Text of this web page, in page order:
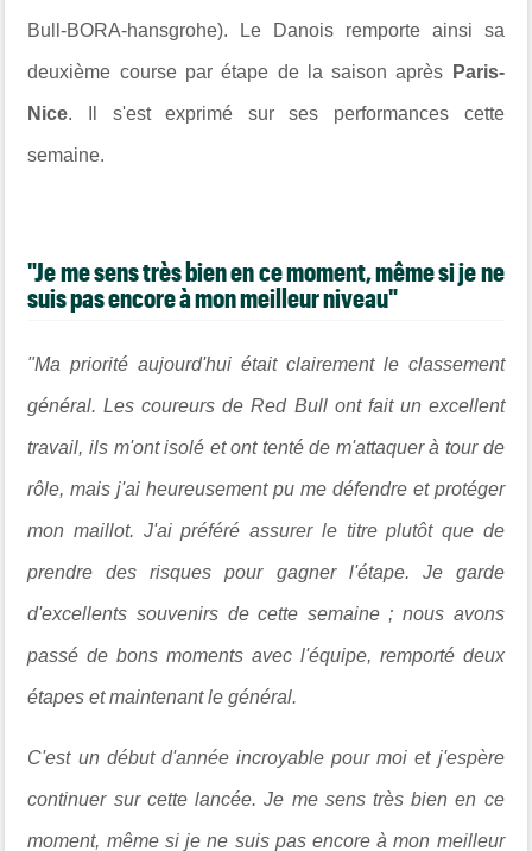
Bull-BORA-hansgrohe). Le Danois remporte ainsi sa
deuxième course par étape de la saison après Paris-
Nice. Il s'est exprimé sur ses performances cette
semaine.
"Je me sens très bien en ce moment, même si je ne
suis pas encore à mon meilleur niveau"
"Ma priorité aujourd'hui était clairement le classement
général. Les coureurs de Red Bull ont fait un excellent
travail, ils m'ont isolé et ont tenté de m'attaquer à tour de
rôle, mais j'ai heureusement pu me défendre et protéger
mon maillot. J'ai préféré assurer le titre plutôt que de
prendre des risques pour gagner l'étape. Je garde
d'excellents souvenirs de cette semaine ; nous avons
passé de bons moments avec l'équipe, remporté deux
étapes et maintenant le général.
C'est un début d'année incroyable pour moi et j'espère
continuer sur cette lancée. Je me sens très bien en ce
moment, même si je ne suis pas encore à mon meilleur